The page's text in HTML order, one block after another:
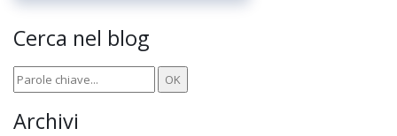
Cerca nel blog
Archivi